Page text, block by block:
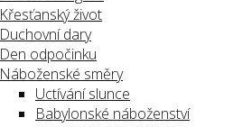
Křesťanský život
Duchovní dary
Den odpočinku
Náboženské směry
Uctívání slunce
Babylonské náboženství